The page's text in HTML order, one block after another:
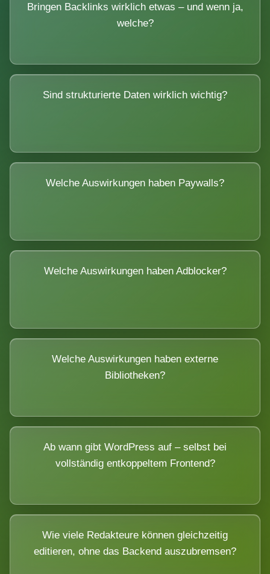
Bringen Backlinks wirklich etwas – und wenn ja,
welche?
Sind strukturierte Daten wirklich wichtig?
Welche Auswirkungen haben Paywalls?
Welche Auswirkungen haben Adblocker?
Welche Auswirkungen haben externe
Bibliotheken?
Ab wann gibt WordPress auf – selbst bei
vollständig entkoppeltem Frontend?
Wie viele Redakteure können gleichzeitig
editieren, ohne das Backend auszubremsen?